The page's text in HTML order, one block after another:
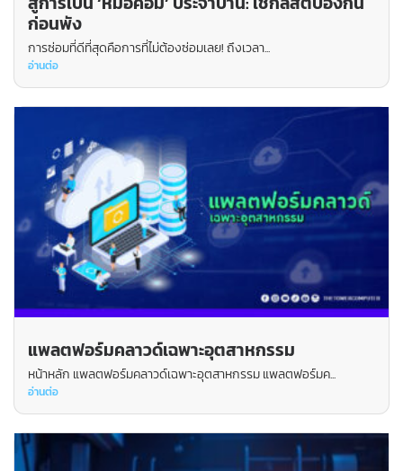
ก่อนพัง
การซ่อมที่ดีที่สุดคือการที่ไม่ต้องซ่อมเลย! ถึงเวลา...
อ่านต่อ
แพลตฟอร์มคลาวด์เฉพาะอุตสาหกรรม
หน้าหลัก แพลตฟอร์มคลาวด์เฉพาะอุตสาหกรรม แพลตฟอร์มค...
อ่านต่อ